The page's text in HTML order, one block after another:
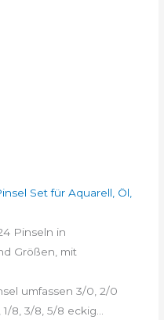
Set für Aquarell, Öl,
Pinseln in
Größen, mit
umfassen 3/0, 2/0
8, 3/8, 5/8 eckig...